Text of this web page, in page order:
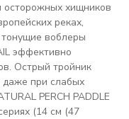
хищников
реках,
воблеры
эффективно
Острый тройник
даже при слабых
PERCH PADDLE
(14 см (47